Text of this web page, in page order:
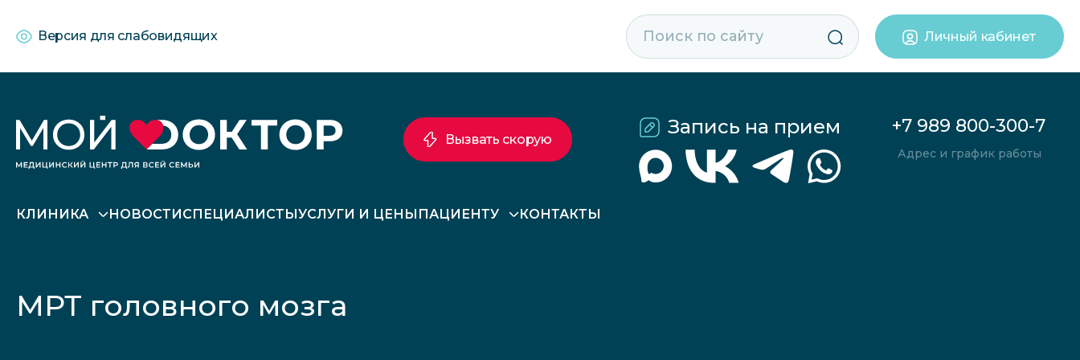
Версия для слабовидящих Личный кабинет
Запись на прием +7 989 800-300-7
Адрес и график работы
КЛИНИКА НОВОСТИСПЕЦИАЛИСТЫУСЛУГИ И ЦЕНЫ ПАЦИЕНТУ КОНТАКТЫ
Вызвать скорую
МРТ головного мозга